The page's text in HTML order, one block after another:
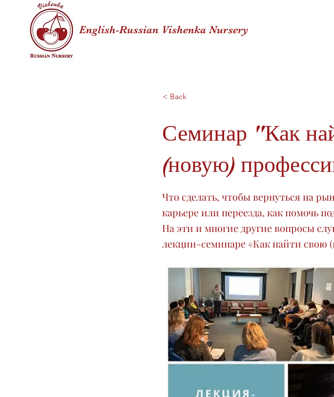
English-Russian Vishenka Nursery
< Back
Семинар "Как
(новую)
Что сделать, чтобы вернуться на
карьере или переезда, как помочь
На эти и многие другие вопросы
лекции-семинаре «Как найти свою